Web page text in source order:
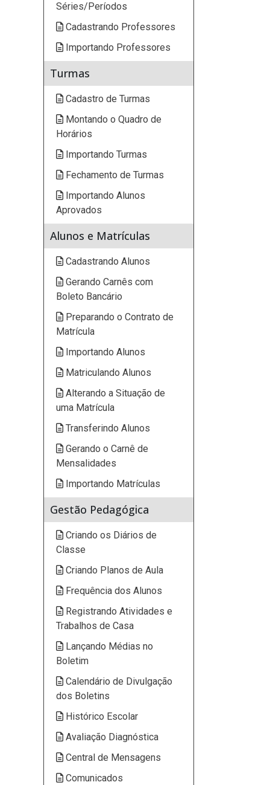
Séries/Períodos
Cadastrando Professores
Importando Professores
Turmas
Cadastro de Turmas
Montando o Quadro de
Horários
Importando Turmas
Fechamento de Turmas
Importando Alunos
Aprovados
Alunos e Matrículas
Cadastrando Alunos
Gerando Carnês com
Boleto Bancário
Preparando o Contrato de
Matrícula
Importando Alunos
Matriculando Alunos
Alterando a Situação de
uma Matrícula
Transferindo Alunos
Gerando o Carnê de
Mensalidades
Importando Matrículas
Gestão Pedagógica
Criando os Diários de
Classe
Criando Planos de Aula
Frequência dos Alunos
Registrando Atividades e
Trabalhos de Casa
Lançando Médias no
Boletim
Calendário de Divulgação
dos Boletins
Histórico Escolar
Avaliação Diagnóstica
Central de Mensagens
Comunicados